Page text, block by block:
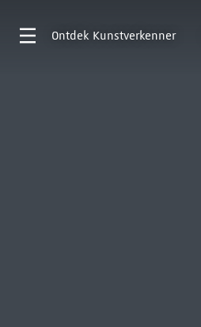
Ontdek Kunstverkenner